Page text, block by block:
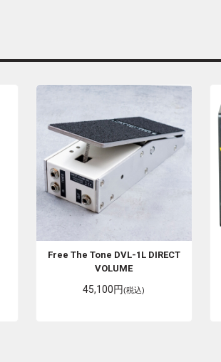
Free The Tone DVL-1L DIRECT
VOLUME
45,100円(税込)